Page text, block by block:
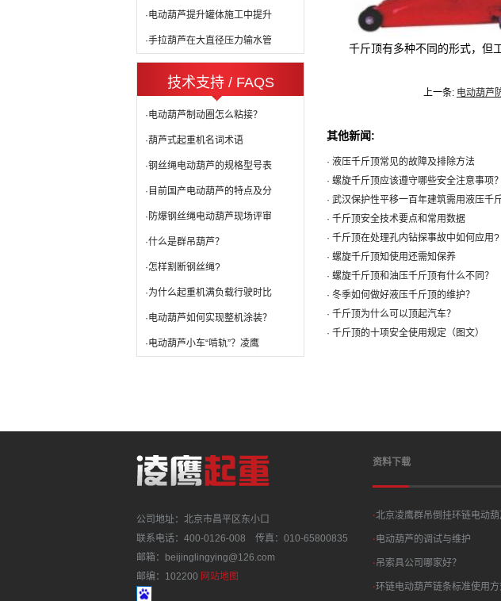
·电动葫芦提升罐体施工中提升
·手拉葫芦在大直径压力输水管
技术支持 / FAQS
·电动葫芦制动圈怎么粘接？
·葫芦式起重机名词术语
·钢丝绳电动葫芦的规格型号表
·目前国产电动葫芦的特点及分
·防爆钢丝绳电动葫芦现场评审
·什么是群吊葫芦？
·怎样割断钢丝绳?
·为什么起重机满负载行驶时比
·电动葫芦如何实现整机涂装？
·电动葫芦小车“啃轨”？凌鹰
千斤顶有多种不同的形式，但
上一条: 电动葫芦
其他新闻:
· 液压千斤顶常见的故障及排除方法
· 螺旋千斤顶应该遵守哪些安全注意事项？
· 武汉保护性平移一百年建筑需用液压千
· 千斤顶安全技术要点和常用数据
· 千斤顶在处理孔内钻探事故中如何应用?
· 螺旋千斤顶知使用还需知保养
· 螺旋千斤顶和油压千斤顶有什么不同？
· 冬季如何做好液压千斤顶的维护？
· 千斤顶为什么可以顶起汽车？
· 千斤顶的十项安全使用规定（图文）
公司地址：北京市昌平区东小口
联系电话：400-0126-008 传真：010-65800835
邮箱：beijinglingying@126.com
邮编：102200 网站地图
资料下载
·北京凌鹰群吊倒挂环链电动葫
·电动葫芦的调试与维护
·吊索具公司哪家好？
·环链电动葫芦链条标准使用